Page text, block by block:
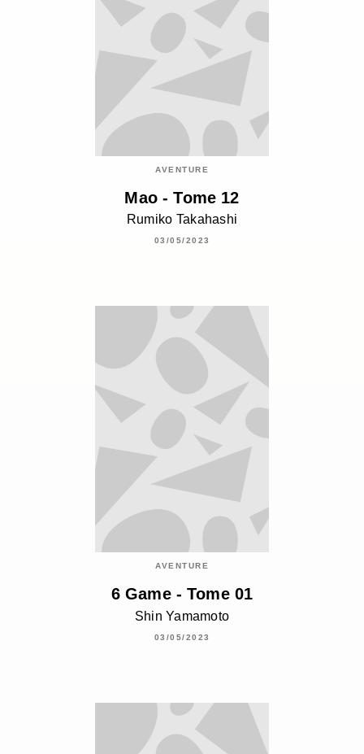
AVENTURE
Mao - Tome 12
Rumiko Takahashi
03/05/2023
AVENTURE
6 Game - Tome 01
Shin Yamamoto
03/05/2023